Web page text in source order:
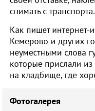
снимать с транспорта.
Как пишет интернет-
Кемерово и других
неуместными слова
которые прислали
на кладбище, где
Фотогалерея